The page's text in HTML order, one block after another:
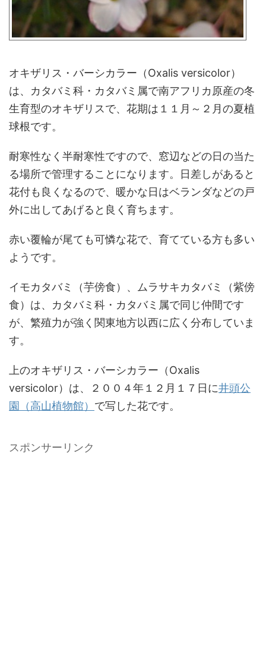
オキザリス・バーシカラー（Oxalis versicolor）
は、カタバミ科・カタバミ属で南アフリカ原産の冬
生育型のオキザリスで、花期は１１月～２月の夏植
球根です。
耐寒性なく半耐寒性ですので、窓辺などの日の当た
る場所で管理することになります。日差しがあると
花付も良くなるので、暖かな日はベランダなどの戸
外に出してあげると良く育ちます。
赤い覆輪が尾ても可憐な花で、育てている方も多い
ようです。
イモカタバミ（芋傍食）、ムラサキカタバミ（紫傍
食）は、カタバミ科・カタバミ属で同じ仲間です
が、繁殖力が強く関東地方以西に広く分布していま
す。
上のオキザリス・バーシカラー（Oxalis
versicolor）は、２００４年１２月１７日に井頭公
園（高山植物館） で写した花です。
スポンサーリンク